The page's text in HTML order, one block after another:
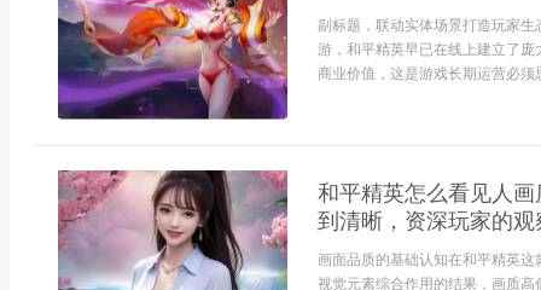
副标题，联动实体场景打造玩家
游，和平精英早已在线上建立了
商业价值，这是游戏长期运营必
和平精英怎么看见人
到清晰，资深玩家的观
画面品质的基础认知在和平精英
视觉元素综合作用的结果，画质